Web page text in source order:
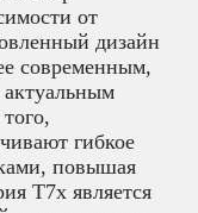
от
дизайн
современным,
гибкое
повышая
T7x является